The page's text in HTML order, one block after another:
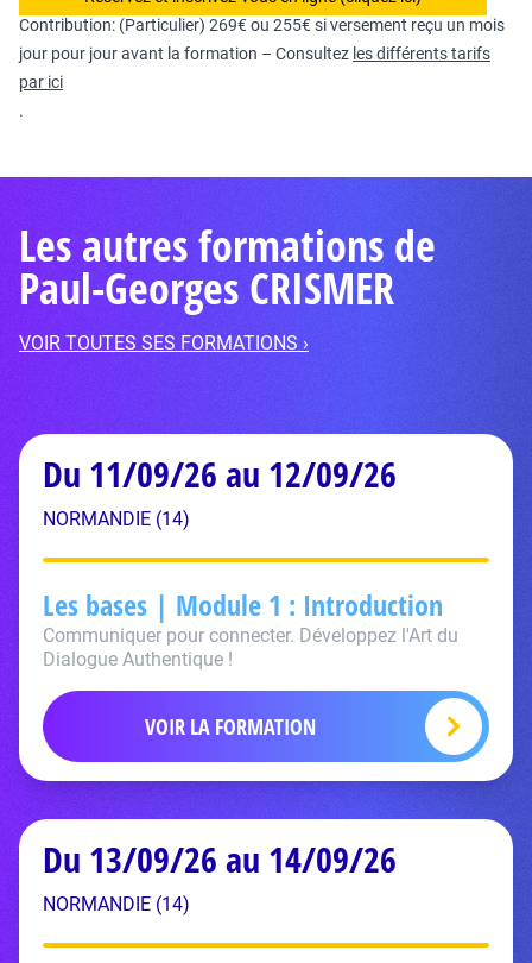
Contribution: (Particulier) 269€ ou 255€ si versement reçu un mois
jour pour jour avant la formation – Consultez les différents tarifs
par ici
.
Les autres formations de
Paul-Georges CRISMER
VOIR TOUTES SES FORMATIONS ›
Du 11/09/26 au 12/09/26
NORMANDIE (14)
Les bases | Module 1 : Introduction
Communiquer pour connecter. Développez l'Art du
Dialogue Authentique !
VOIR LA FORMATION
Du 13/09/26 au 14/09/26
NORMANDIE (14)